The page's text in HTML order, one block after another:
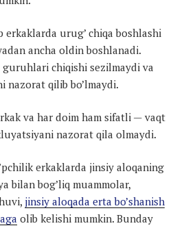
erkaklarda urug’ chiqa boshlashi
ancha oldin boshlanadi.
chiqishi sezilmaydi va
qilib bo’lmaydi.
va har doim ham sifatli — vaqt
nazorat qila olmaydi.
erkaklarda jinsiy aloqaning
bilan bog’liq muammolar,
jinsiy aloqada erta bo’shanish
olib kelishi mumkin. Bunday